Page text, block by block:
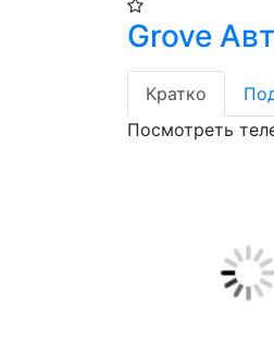
Grove
Кратко
Посмотреть